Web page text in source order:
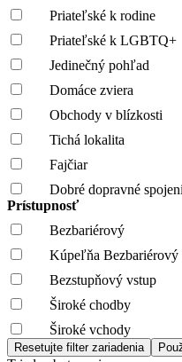
Priateľské k rodine
Priateľské k LGBTQ+
Jedinečný pohľad
Domáce zviera
Obchody v blízkosti
Tichá lokalita
Fajčiar
Dobré dopravné
Prístupnosť
Bezbariérový
Kúpeľňa Bezbariérový
Bezstupňový vstup
Široké chodby
Široké vchody